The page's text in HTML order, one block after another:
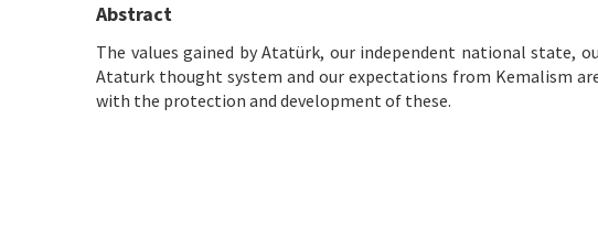
Abstract
The values ​​gained by Atatürk, our independent national state,
Ataturk thought system and our expectations from Kemalism
with the protection and development of these.